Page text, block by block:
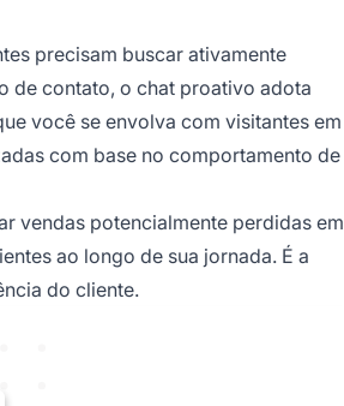
precisam buscar ativamente
de contato, o chat proativo adota
você se envolva com visitantes em
com base no comportamento de
vendas potencialmente perdidas em
ao longo de sua jornada. É a
do cliente.